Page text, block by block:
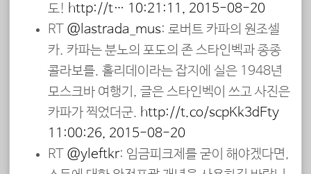
도! http://t… 10:21:11, 2015-08-20
RT @lastrada_mus: 로버트 카파의 원조셀
카. 카파는 분노의 포도의 존 스타인벡과 종종
콜라보를. 홀리데이라는 잡지에 실은 1948년
모스크바 여행기, 글은 스타인벡이 쓰고 사진은
카파가 찍었더군. http://t.co/scpKk3dEty
11:00:26, 2015-08-20
RT @yleftkr: 임금피크제를 굳이 해야겠다면,